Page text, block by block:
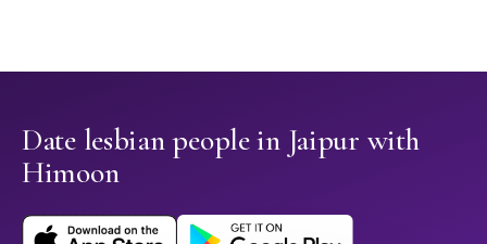
Date lesbian people in Jaipur with
Himoon